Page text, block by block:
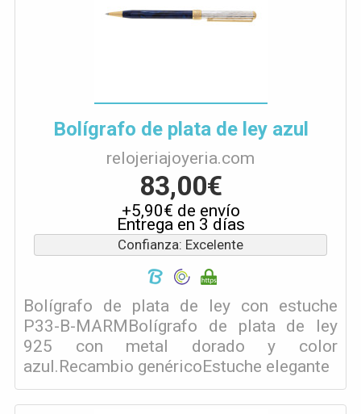
Bolígrafo de plata de ley azul
relojeriajoyeria.com
83,00€
+5,90€ de envío
Entrega en 3 días
Confianza: Excelente
Bolígrafo de plata de ley con estuche
P33-B-MARMBolígrafo de plata de ley
925 con metal dorado y color
azul.Recambio genéricoEstuche elegante